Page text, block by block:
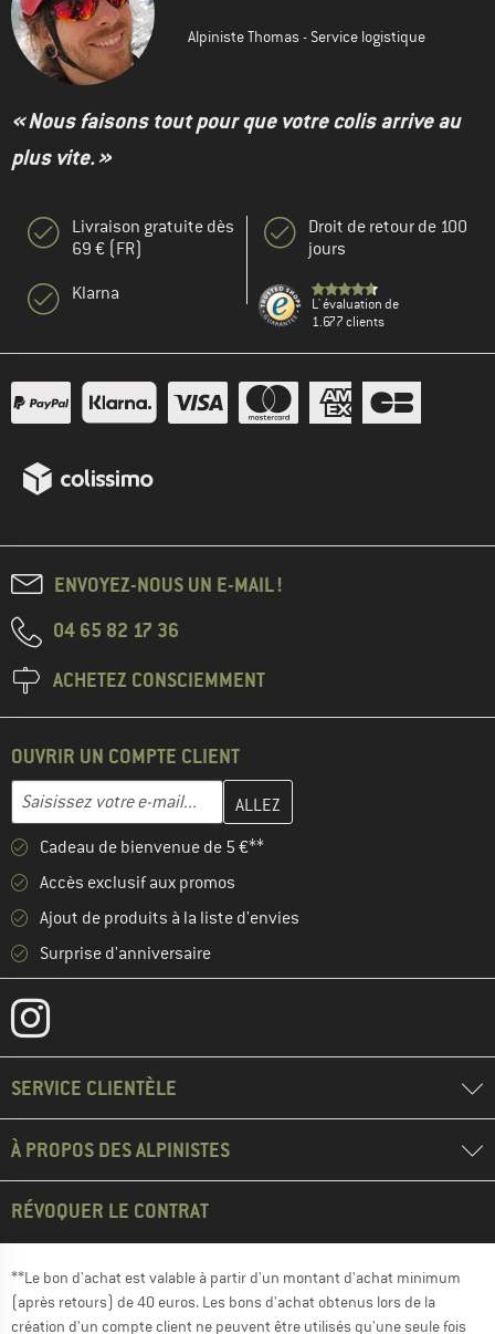
Alpiniste Thomas - Service logistique
« Nous faisons tout pour que votre colis arrive au
plus vite. »
Livraison gratuite dès
69 € (FR)
Klarna
Droit de retour de 100
jours
L' évaluation de
1.677 clients
ENVOYEZ-NOUS UN E-MAIL !
04 65 82 17 36
ACHETEZ CONSCIEMMENT
OUVRIR UN COMPTE CLIENT
Adresse e-mail
Entrez votre adresse e-mail ici et créez votre compte client à la
Cadeau de bienvenue de 5 €**
Accès exclusif aux promos
Ajout de produits à la liste d'envies
Surprise d'anniversaire
SERVICE CLIENTÈLE
À PROPOS DES ALPINISTES
RÉVOQUER LE CONTRAT
**Le bon d'achat est valable à partir d'un montant d'achat minimum
(après retours) de 40 euros. Les bons d'achat obtenus lors de la
création d'un compte client ne peuvent être utilisés qu'une seule fois